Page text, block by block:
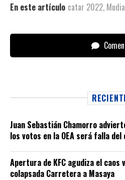
En este artículo catar 2022,
Juan Sebastián Chamorro
los votos en la OEA será falla
Apertura de KFC agudiza el caos
colapsada Carretera a Masaya